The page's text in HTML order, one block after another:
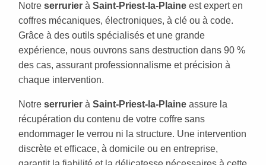
Notre serrurier à Saint-Priest-la-Plaine est expert en
coffres mécaniques, électroniques, à clé ou à code.
Grâce à des outils spécialisés et une grande
expérience, nous ouvrons sans destruction dans 90 %
des cas, assurant professionnalisme et précision à
chaque intervention.
Notre serrurier à Saint-Priest-la-Plaine assure la
récupération du contenu de votre coffre sans
endommager le verrou ni la structure. Une intervention
discrète et efficace, à domicile ou en entreprise,